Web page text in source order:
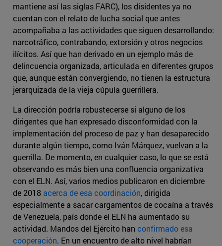
mantiene así las siglas FARC), los disidentes ya no
cuentan con el relato de lucha social que antes
acompañaba a las actividades que siguen desarrollando:
narcotráfico, contrabando, extorsión y otros negocios
ilícitos­. Así que han derivado en un ejemplo más de
delincuencia organizada, articulada en diferentes grupos
que, aunque están convergiendo, no tienen la estructura
jerarquizada de la vieja cúpula guerrillera.
La dirección podría robustecerse si alguno de los
dirigentes que han expresado disconformidad con la
implementación del proceso de paz y han desaparecido
durante algún tiempo, como Iván Márquez, vuelvan a la
guerrilla. De momento, en cualquier caso, lo que se está
observando es más bien una confluencia organizativa
con el ELN. Así, varios medios publicaron en diciembre
de 2018 acerca de esa coordinación, dirigida
especialmente a sacar cargamentos de cocaína a través
de Venezuela, país donde el ELN ha aumentado su
actividad. Mandos del Ejército han confirmado esa
cooperación. En un encuentro de alto nivel habrían